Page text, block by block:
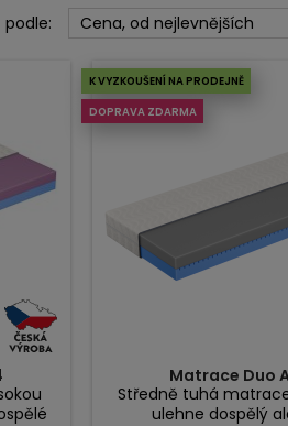
podle: Cena, od nejlevnějších
K VYZKOUŠENÍ NA PRODEJNĚ
DOPRAVA ZDARMA
Matrace Duo
Středně tuhá
ulehne dospělý